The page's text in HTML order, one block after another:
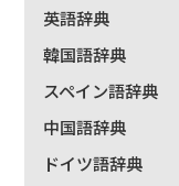
英語辞典
韓国語辞典
スペイン語辞典
中国語辞典
ドイツ語辞典